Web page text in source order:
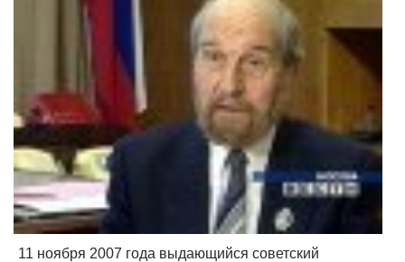
11 ноября 2007 года выдающийся советский